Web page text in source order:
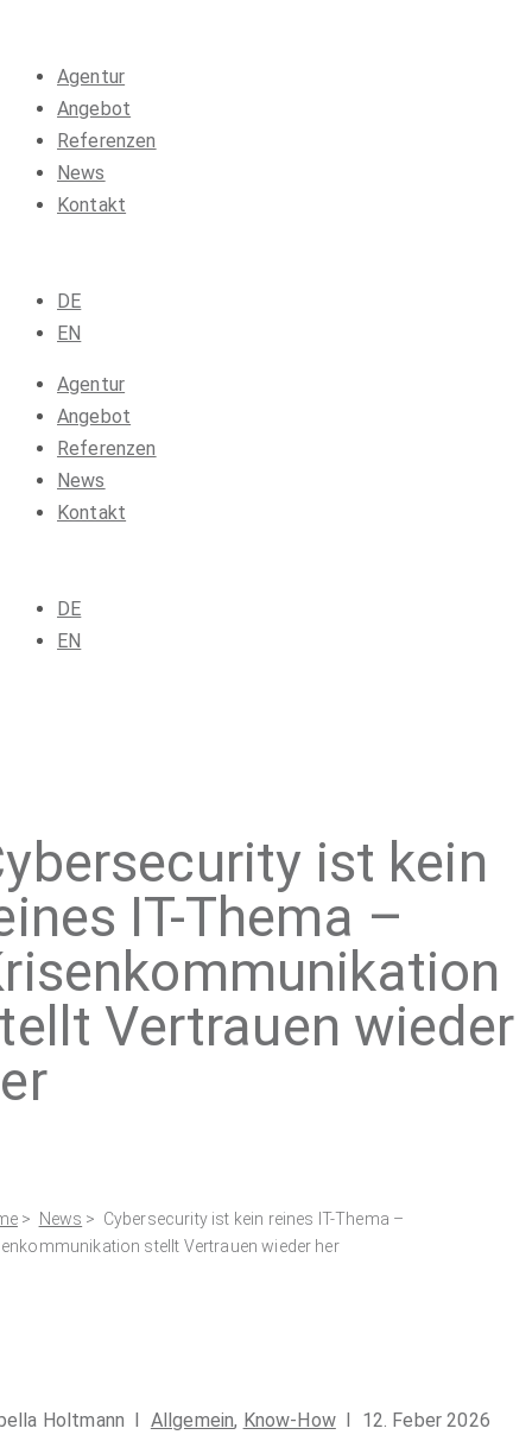
Agentur
Angebot
Referenzen
News
Kontakt
DE
EN
Agentur
Angebot
Referenzen
News
Kontakt
DE
EN
ist kein
IT-Thema –
Vertrauen wieder
> News > Cybersecurity ist kein reines IT-Thema –
stellt Vertrauen wieder her
Holtmann I Allgemein, Know-HowI 12. Feber 2026